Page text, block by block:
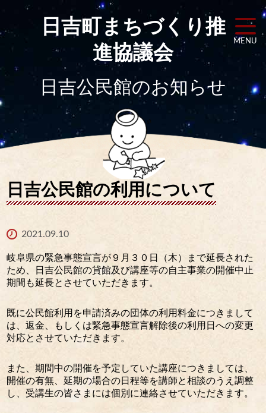
日吉町まちづくり推
進協議会
MENU
日吉公民館のお知らせ
日吉公民館の利用について
2021.09.10
岐阜県の緊急事態宣言が９月３０日（木）まで延長された
ため、日吉公民館の貸館及び講座等の自主事業の開催中止
期間も延長とさせていただきます。
既に公民館利用を申請済みの団体の利用料金につきまして
は、返金、もしくは緊急事態宣言解除後の利用日への変更
対応とさせていただきます。
また、期間中の開催を予定していた講座につきましては、
開催の有無、延期の場合の日程等を講師と相談のうえ調整
し、受講生の皆さまには個別に連絡させていただきます。